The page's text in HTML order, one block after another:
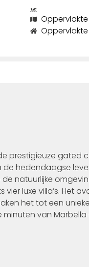
Oppervlakte
Oppervlakte
prestigieuze gated
hedendaagse
natuurlijke
luxe villa’s. Het
het tot een
van Marbella